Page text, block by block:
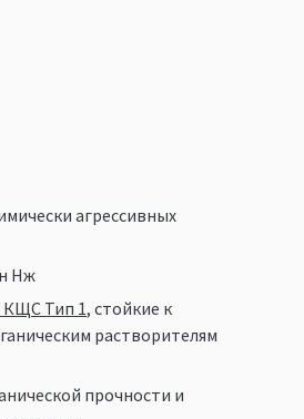
агрессивных
Нж
КЩС Тип 1, стойкие к
растворителям
прочности и